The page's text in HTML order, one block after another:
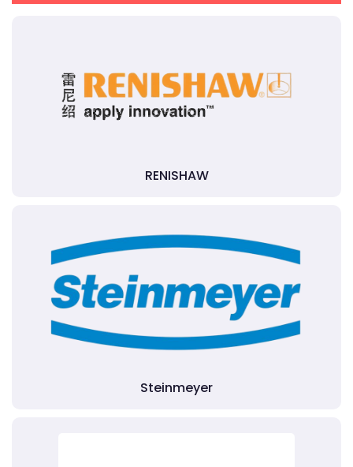
RENISHAW
Steinmeyer